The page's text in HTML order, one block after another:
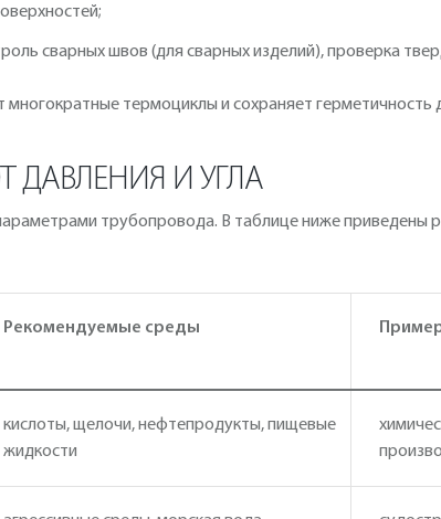
сварных швов (для сварных изделий), проверка
термоциклы и сохраняет
ДАВЛЕНИЯ И УГЛА
трубопровода. В таблице ниже приведены
Рекомендуемые среды
кислоты, щелочи, нефтепродукты, пищевые
жидкости